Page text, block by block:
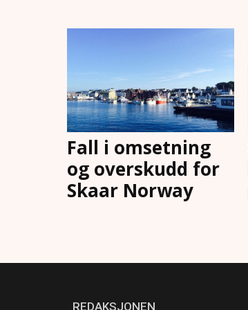
Fall i omsetning
og overskudd for
Skaar Norway
REDAKSJONEN